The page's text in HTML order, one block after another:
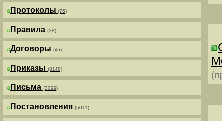
Протоколы (76)
Правила (38)
Договоры (45)
Приказы (8148)
Письма (3099)
Постановления (5011)